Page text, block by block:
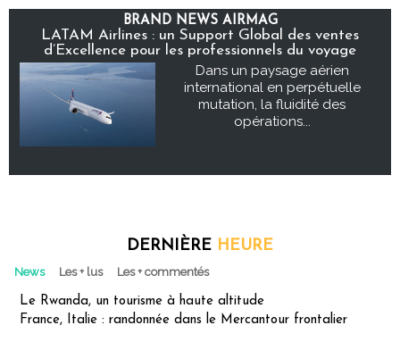
BRAND NEWS AIRMAG
LATAM Airlines : un Support Global des ventes
d’Excellence pour les professionnels du voyage
Dans un paysage aérien
international en perpétuelle
mutation, la fluidité des
opérations...
DERNIÈRE HEURE
News Les + lus Les + commentés
Le Rwanda, un tourisme à haute altitude
France, Italie : randonnée dans le Mercantour frontalier